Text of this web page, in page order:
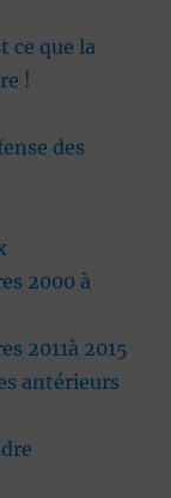
ce que la
!
des
2000 à
2011à 2015
antérieurs